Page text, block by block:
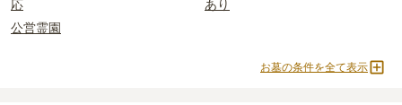
なお、お墓によっては以下の費用が別途かかる場合があります。
比べて省スペースで管理の手間がかからないため、費用が安く設定
されています。
応
あり
公営霊園
お墓の条件を全て表示